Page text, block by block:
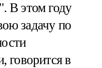
В этом году
задачу по
говорится в